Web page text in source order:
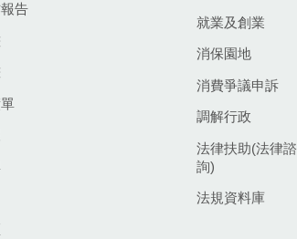
告
就業及創業
消保園地
消費爭議申訴
調解行政
法律扶助(法律諮
詢)
法規資料庫